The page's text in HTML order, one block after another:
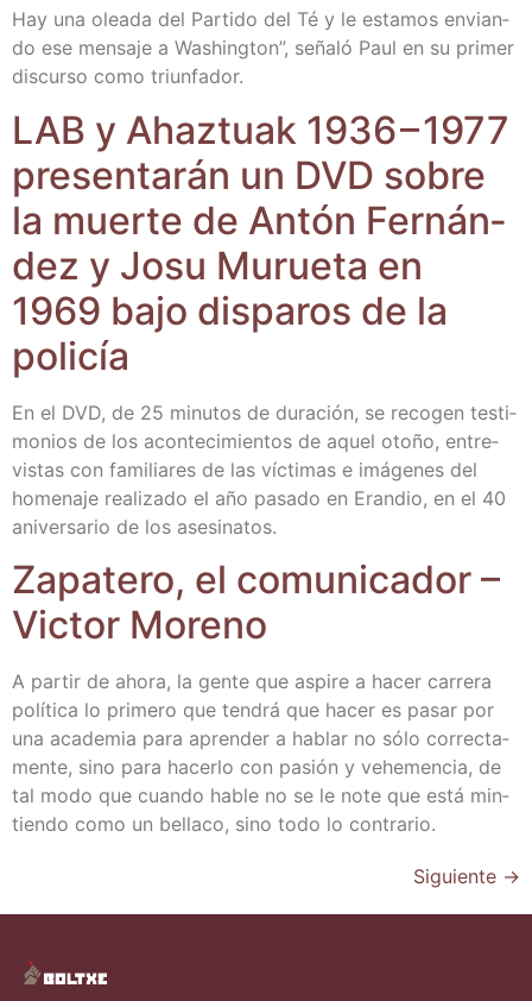
Hay una olea­da del Par­ti­do del Té y le esta­mos envian­
do ese men­sa­je a Washing­ton”, seña­ló Paul en su pri­mer
dis­cur­so como triunfador.
LAB y Ahaz­tuak 1936 – 1977
pre­sen­ta­rán un DVD sobre
la muer­te de Antón Fer­nán­
dez y Josu Murue­ta en
1969 bajo dis­pa­ros de la
policía
En el DVD, de 25 minu­tos de dura­ción, se reco­gen tes­ti­
mo­nios de los acon­te­ci­mien­tos de aquel oto­ño, entre­
vis­tas con fami­lia­res de las víc­ti­mas e imá­ge­nes del
home­na­je rea­li­za­do el año pasa­do en Eran­dio, en el 40
ani­ver­sa­rio de los asesinatos.
Zapa­te­ro, el comu­ni­ca­dor –
Vic­tor Moreno
A par­tir de aho­ra, la gen­te que aspi­re a hacer carre­ra
polí­ti­ca lo pri­me­ro que ten­drá que hacer es pasar por
una aca­de­mia para apren­der a hablar no sólo correc­ta­
men­te, sino para hacer­lo con pasión y vehe­men­cia, de
tal modo que cuan­do hable no se le note que está min­
tien­do como un bella­co, sino todo lo contrario.
Siguiente →